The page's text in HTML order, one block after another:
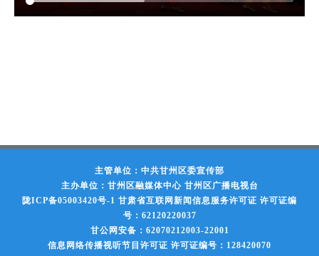
主管单位：中共甘州区委宣传部
主办单位：甘州区融媒体中心 甘州区广播电视台
陇ICP备05003420号-1 甘肃省互联网新闻信息服务许可证 许可证编
号：62120220037
甘公网安备：62070212003-22001
信息网络传播视听节目许可证 许可证编号：128420070